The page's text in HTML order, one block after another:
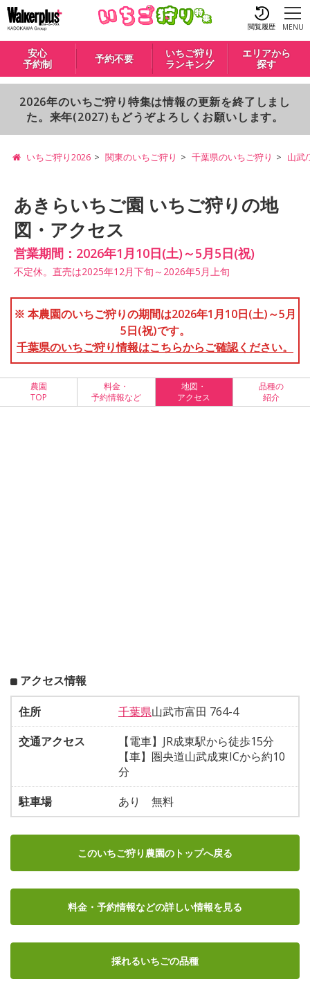
閲覧履歴 MENU
安心
予約制
予約不要
いちご狩り
ランキング
エリアから
探す
2026年のいちご狩り特集は情報の更新を終了しまし
た。来年(2027)もどうぞよろしくお願いします。
いちご狩り2026 関東のいちご狩り 千葉県のいちご狩り 山武
あきらいちご園 いちご狩りの地
図・アクセス
営業期間：2026年1月10日(土)～5月5日(祝)
不定休。直売は2025年12月下旬～2026年5月上旬
※ 本農園のいちご狩りの期間は2026年1月10日(土)～5月
5日(祝)です。
千葉県のいちご狩り情報はこちらからご確認ください。
農園
TOP
料金・
予約情報など
地図・
アクセス
品種の
紹介
アクセス情報
住所 千葉県山武市富田 764-4
交通アクセス
【電車】JR成東駅から徒歩15分
【車】圏央道山武成東ICから約10
分
駐車場
あり 無料
このいちご狩り農園のトップへ戻る
料金・予約情報などの詳しい情報を見る
採れるいちごの品種